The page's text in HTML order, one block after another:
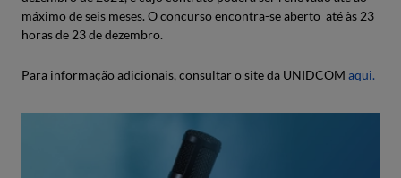
máximo de seis meses. O concurso encontra-se aberto até às 23
horas de 23 de dezembro.
Para informação adicionais, consultar o site da UNIDCOM aqui.